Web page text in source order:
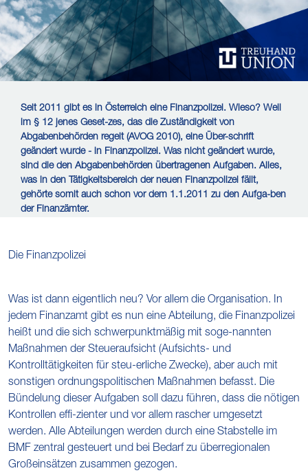
Seit 2011 gibt es in Österreich eine Finanzpolizei. Wieso? Weil
im § 12 jenes Geset-zes, das die Zuständigkeit von
Abgabenbehörden regelt (AVOG 2010), eine Über-schrift
geändert wurde - in Finanzpolizei. Was nicht geändert wurde,
sind die den Abgabenbehörden übertragenen Aufgaben. Alles,
was in den Tätigkeitsbereich der neuen Finanzpolizei fällt,
gehörte somit auch schon vor dem 1.1.2011 zu den Aufga-ben
der Finanzämter.
Die Finanzpolizei
Was ist dann eigentlich neu? Vor allem die Organisation. In
jedem Finanzamt gibt es nun eine Abteilung, die Finanzpolizei
heißt und die sich schwerpunktmäßig mit soge-nannten
Maßnahmen der Steueraufsicht (Aufsichts- und
Kontrolltätigkeiten für steu-erliche Zwecke), aber auch mit
sonstigen ordnungspolitischen Maßnahmen befasst. Die
Bündelung dieser Aufgaben soll dazu führen, dass die nötigen
Kontrollen effi-zienter und vor allem rascher umgesetzt
werden. Alle Abteilungen werden durch eine Stabstelle im
BMF zentral gesteuert und bei Bedarf zu überregionalen
Großeinsätzen zusammen gezogen.